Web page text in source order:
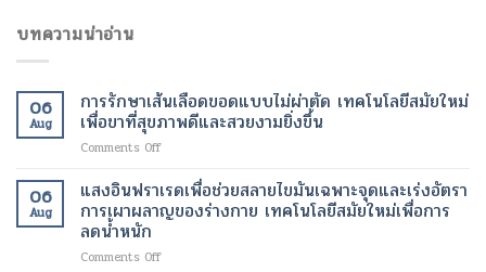
บทความน่าอ่าน
06
Aug
การรักษาเส้นเลือดขอดแบบไม่ผ่าตัด เทคโนโลยีสมัยใหม่
เพื่อขาที่สุขภาพดีและสวยงามยิ่งขึ้น
Comments Offon
รักษา
เส้นเลือด
ขอด
ไม่
06
Aug
แสงอินฟราเรดเพื่อช่วยสลายไขมันเฉพาะจุดและเร่งอัตรา
การเผาผลาญของร่างกาย เทคโนโลยีสมัยใหม่เพื่อการ
ลดน้ำหนัก
Comments Offon